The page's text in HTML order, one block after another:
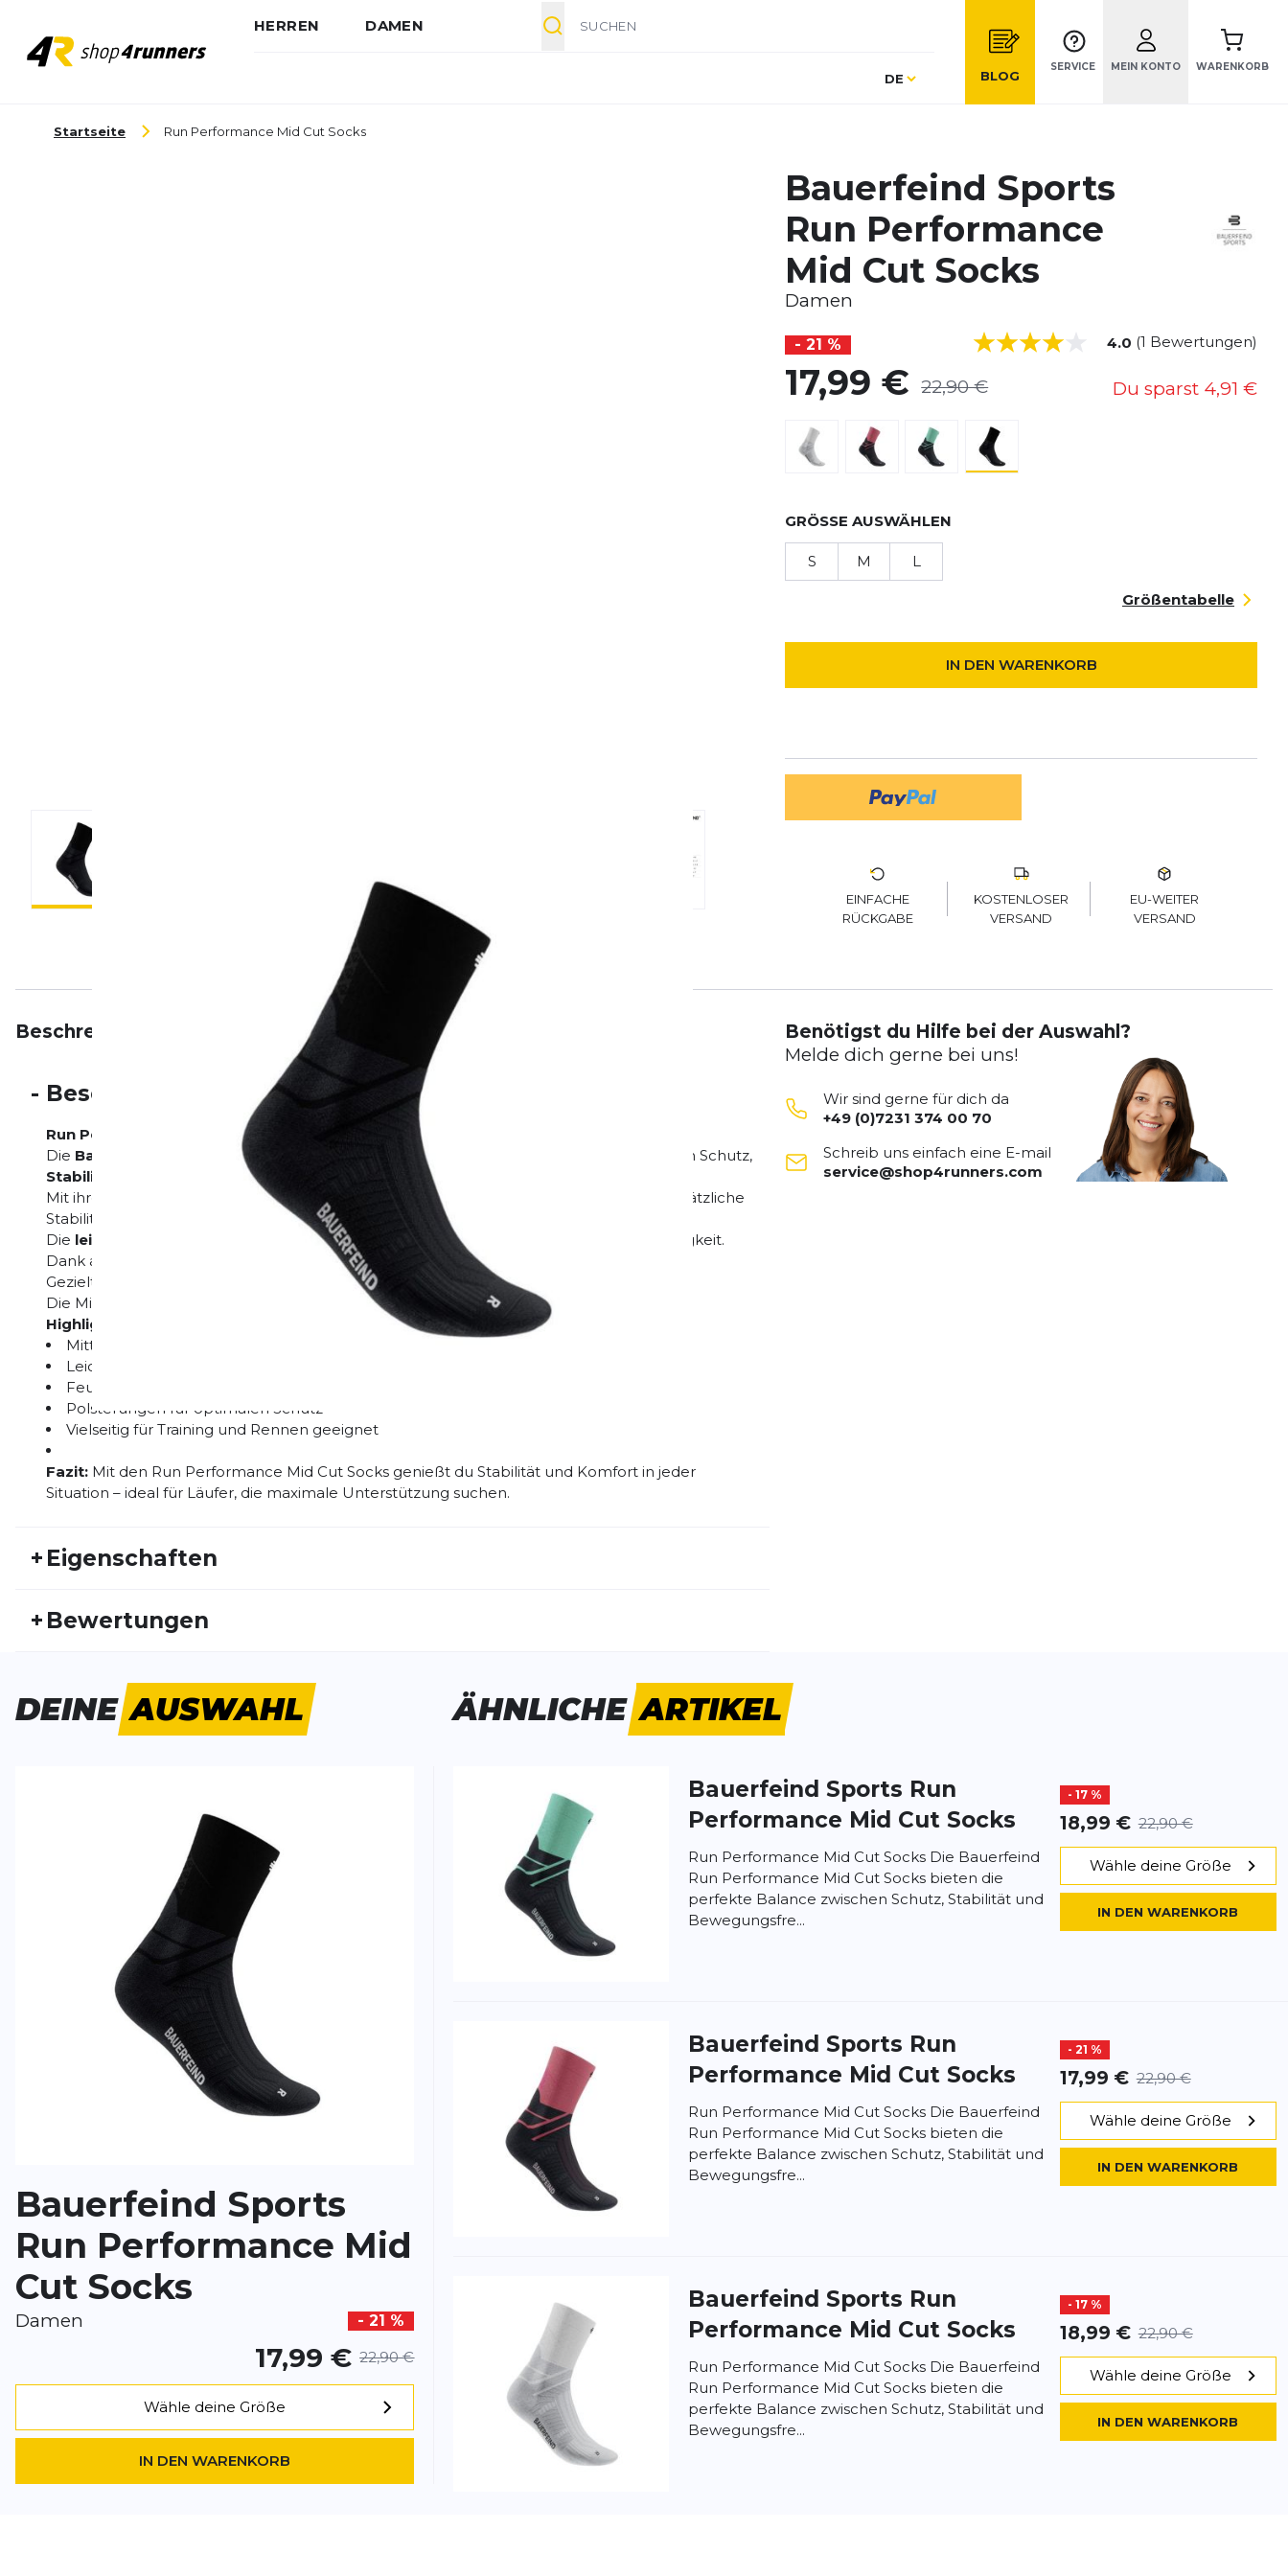
HERREN DAMEN
Sprache
DE BLOG
SERVICE MEIN KONTO WARENKORB
Startseite Run Performance Mid Cut Socks
Bauerfeind Sports
Run Performance
Mid Cut Socks
Damen
- 21 % 4.0 (1 Bewertungen)
17,99 € 22,90 € Du sparst 4,91 €
GRÖSSE AUSWÄHLEN
S M L
Größentabelle
IN DEN WARENKORB
EINFACHE
RÜCKGABE
KOSTENLOSER
VERSAND
EU-WEITER
VERSAND
Beschreibung Bewertungen
- Beschreibung
Run Performance Mid Cut Socks
Die Bauerfeind Run Performance Mid Cut Socks
bieten die perfekte Balance zwischen Schutz,
Stabilität und Bewegungsfreiheit
Mit ihrer mittelhohen Passform unterstützen sie den Knöchelbereich und sorgen für zusätzliche
Stabilität.
Die leichte Kompression
reduziert Muskelvibrationen und unterstützt die Leistungsfähigkeit.
Dank atmungsaktiver Materialien bleiben deine Füße trocken und angenehm kühl.
Gezielte Polsterungen schützen vor Blasen und Druckstellen.
Die Mid Cut Socks sind vielseitig einsetzbar – vom täglichen Training bis zum Wettkampf.
Highlights:
Mittelhohe Passform für zusätzlichen Halt
Leichte Kompression zur Unterstützung der Muskulatur
Feuchtigkeitsableitend und atmungsaktiv
Polsterungen für optimalen Schutz
Vielseitig für Training und Rennen geeignet
Fazit: Mit den Run Performance Mid Cut Socks genießt du Stabilität und Komfort in jeder
Situation – ideal für Läufer, die maximale Unterstützung suchen.
+ Eigenschaften
Geschlecht:
+ Bewertungen
Die Socken sind gut und der Preis ist weit günstiger wie im Laden.
Leider war die Lieferung mit GLS ärgerlich.
SCHREIBE EINE BEWERTUNG
Run Performance Mid Cut Socks
Überschrift
Überschrift
BEWERTUNG HINZUFÜGEN
Dieses Formular ist durch reCAPTCHA geschützt – es gelten die
Google.
Benötigst du Hilfe bei der Auswahl?
Melde dich gerne bei uns!
Wir sind gerne für dich da
+49 (0)7231 374 00 70
Schreib uns einfach eine E-mail
service@shop4runners.com
DEINEAUSWAHL
Bauerfeind Sports
Run Performance Mid
Cut Socks
Damen - 21 %
17,99 € 22,90 €
Wähle deine Größe
IN DEN WARENKORB
ÄHNLICHEARTIKEL
Bauerfeind Sports Run
Performance Mid Cut Socks
- 17 %
18,99 € 22,90 €
Run Performance Mid Cut Socks Die Bauerfeind
Run Performance Mid Cut Socks bieten die
perfekte Balance zwischen Schutz, Stabilität und
Bewegungsfre...
Wähle deine Größe
IN DEN WARENKORB
Bauerfeind Sports Run
Performance Mid Cut Socks
- 21 %
17,99 € 22,90 €
Run Performance Mid Cut Socks Die Bauerfeind
Run Performance Mid Cut Socks bieten die
perfekte Balance zwischen Schutz, Stabilität und
Bewegungsfre...
Wähle deine Größe
IN DEN WARENKORB
Bauerfeind Sports Run
Performance Mid Cut Socks
- 17 %
18,99 € 22,90 €
Run Performance Mid Cut Socks Die Bauerfeind
Run Performance Mid Cut Socks bieten die
perfekte Balance zwischen Schutz, Stabilität und
Bewegungsfre...
Wähle deine Größe
IN DEN WARENKORB